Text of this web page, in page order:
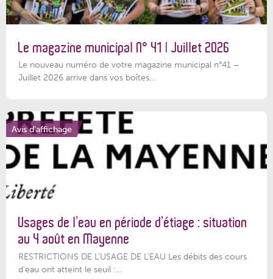
Le magazine municipal N° 41 | Juillet 2026
Le nouveau numéro de votre magazine municipal n°41 –
Juillet 2026 arrive dans vos boîtes...
Avis d'affichage
Usages de l’eau en période d’étiage : situation
au 4 août en Mayenne
RESTRICTIONS DE L’USAGE DE L’EAU Les débits des cours
d'eau ont atteint le seuil :...